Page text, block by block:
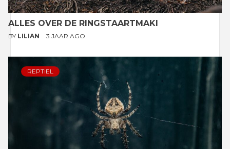
ALLES OVER DE RINGSTAARTMAKI
BY LILIAN 3 JAAR AGO
REPTIEL